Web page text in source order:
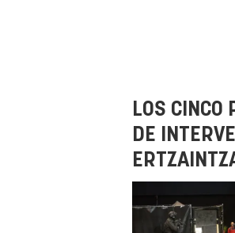
LOS CINCO
DE